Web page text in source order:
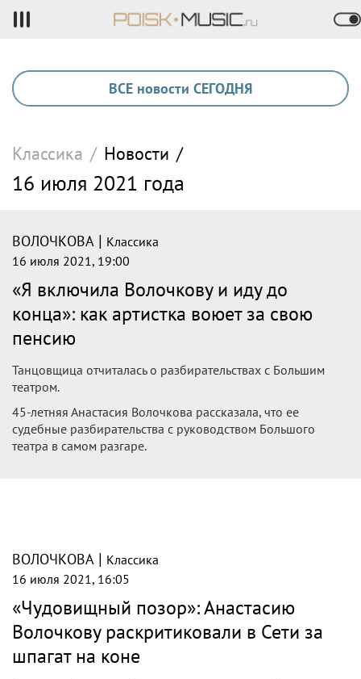
ВСЕ новости СЕГОДНЯ
Классика / Новости /
16 июля 2021 года
ВОЛОЧКОВА | Классика
16 июля 2021, 19:00
«Я включила Волочкову и иду до
конца»: как артистка воюет за свою
пенсию
Танцовщица отчиталась о разбирательствах с Большим
театром.
45-летняя Анастасия Волочкова рассказала, что ее
судебные разбирательства с руководством Большого
театра в самом разгаре.
ВОЛОЧКОВА | Классика
16 июля 2021, 16:05
«Чудовищный позор»: Анастасию
Волочкову раскритиковали в Сети за
шпагат на коне